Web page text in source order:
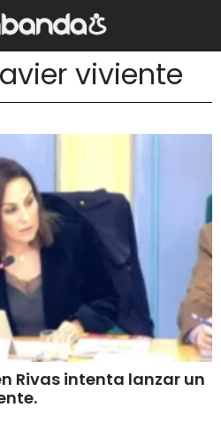
viviente
Rivas intenta lanzar un